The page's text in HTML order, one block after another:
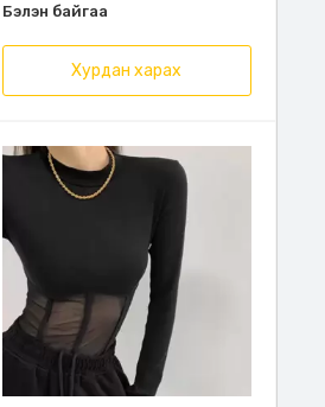
Бэлэн байгаа
Хурдан харах